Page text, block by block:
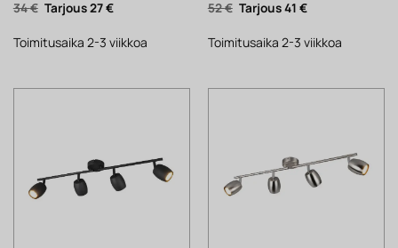
34€ Alkuperäinen
hinta
34 €.
27€Nykyinen
27 €.
Toimitusaika 2-3 viikkoa
52€ Alkuperäinen
hinta
52 €.
41 €Nykyinen
41 €.
Toimitusaika 2-3 viikkoa